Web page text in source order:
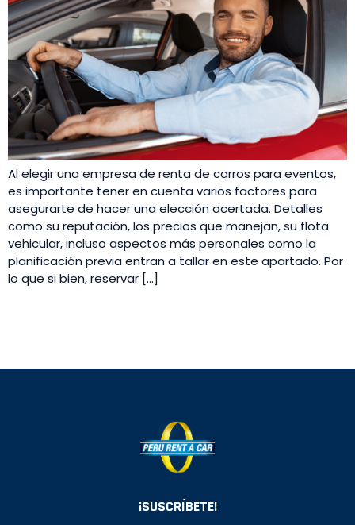
Al elegir una empresa de renta de carros para eventos,
es importante tener en cuenta varios factores para
asegurarte de hacer una elección acertada. Detalles
como su reputación, los precios que manejan, su flota
vehicular, incluso aspectos más personales como la
planificación previa entran a tallar en este apartado. Por
lo que si bien, reservar […]
¡SUSCRÍBETE!